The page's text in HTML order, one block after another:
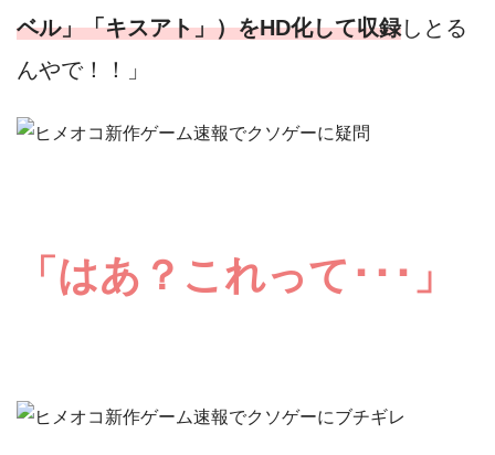
ベル」「キスアト」）をHD化して収録しとる
んやで！！」
「はあ？これって･･･」